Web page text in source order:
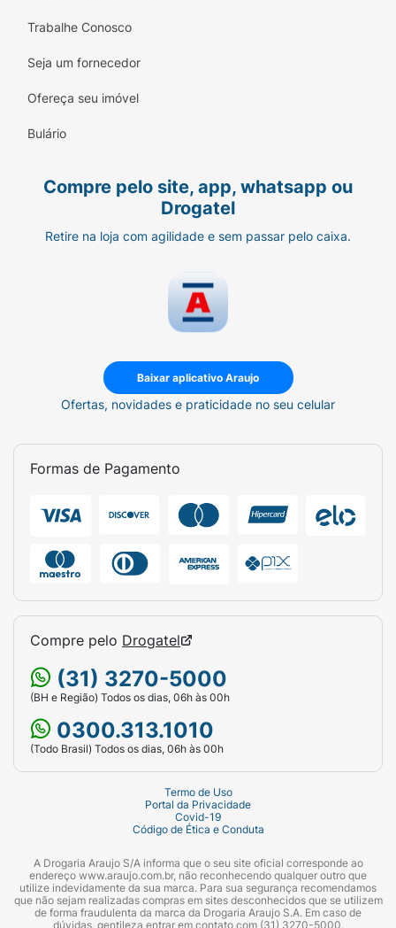
Trabalhe Conosco
Seja um fornecedor
Ofereça seu imóvel
Bulário
Compre pelo site, app, whatsapp ou
Drogatel
Retire na loja com agilidade e sem passar pelo caixa.
Baixar aplicativo Araujo
Ofertas, novidades e praticidade no seu celular
Formas de Pagamento
Compre pelo Drogatel
(31) 3270-5000
(BH e Região) Todos os dias, 06h às 00h
0300.313.1010
(Todo Brasil) Todos os dias, 06h às 00h
Termo de Uso
Portal da Privacidade
Covid-19
Código de Ética e Conduta
A Drogaria Araujo S/A informa que o seu site oficial corresponde ao
endereço www.araujo.com.br, não reconhecendo qualquer outro que
utilize indevidamente da sua marca. Para sua segurança recomendamos
que não sejam realizadas compras em sites desconhecidos que se utilizem
de forma fraudulenta da marca da Drogaria Araujo S.A. Em caso de
dúvidas, gentileza entrar em contato com (31) 3270-5000.